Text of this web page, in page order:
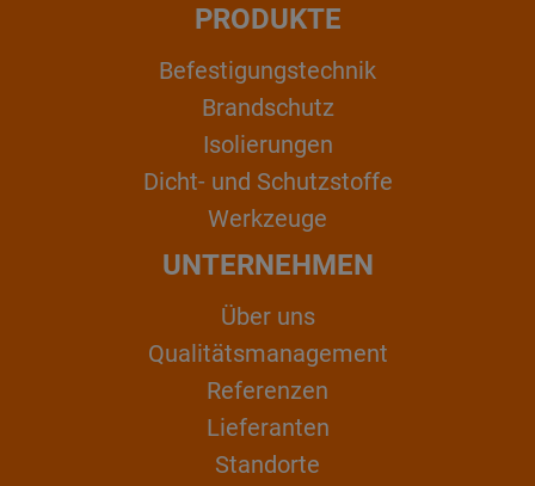
PRODUKTE
Befestigungstechnik
Brandschutz
Isolierungen
Dicht- und Schutzstoffe
Werkzeuge
UNTERNEHMEN
Über uns
Qualitätsmanagement
Referenzen
Lieferanten
Standorte